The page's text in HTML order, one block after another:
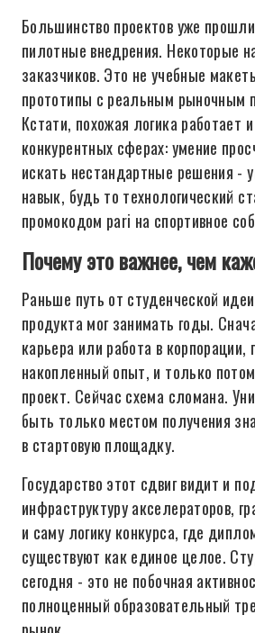
Большинство проектов уже
пилотные внедрения. Некоторые
заказчиков. Это не учебные
прототипы с реальным рыночным
Кстати, похожая логика работает
конкурентных сферах: умение
искать нестандартные решения -
навык, будь то технологический
промокодом pari на спортивное
Почему это важнее, чем
Раньше путь от студенческой
продукта мог занимать годы.
карьера или работа в корпорации,
накопленный опыт, и только
проект. Сейчас схема сломана.
быть только местом получения
в стартовую площадку.
Государство этот сдвиг видит и
инфраструктуру акселераторов,
и саму логику конкурса, где
существуют как единое целое.
сегодня - это не побочная
полноценный образовательный